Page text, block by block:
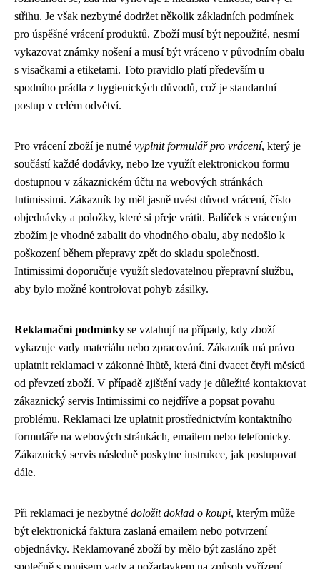
střihu. Je však nezbytné dodržet několik základních podmínek
pro úspěšné vrácení produktů. Zboží musí být nepoužité, nesmí
vykazovat známky nošení a musí být vráceno v původním obalu
s visačkami a etiketami. Toto pravidlo platí především u
spodního prádla z hygienických důvodů, což je standardní
postup v celém odvětví.
Pro vrácení zboží je nutné vyplnit formulář pro vrácení, který je
součástí každé dodávky, nebo lze využít elektronickou formu
dostupnou v zákaznickém účtu na webových stránkách
Intimissimi. Zákazník by měl jasně uvést důvod vrácení, číslo
objednávky a položky, které si přeje vrátit. Balíček s vráceným
zbožím je vhodné zabalit do vhodného obalu, aby nedošlo k
poškození během přepravy zpět do skladu společnosti.
Intimissimi doporučuje využít sledovatelnou přepravní službu,
aby bylo možné kontrolovat pohyb zásilky.
Reklamační podmínky se vztahují na případy, kdy zboží
vykazuje vady materiálu nebo zpracování. Zákazník má právo
uplatnit reklamaci v zákonné lhůtě, která činí dvacet čtyři měsíců
od převzetí zboží. V případě zjištění vady je důležité kontaktovat
zákaznický servis Intimissimi co nejdříve a popsat povahu
problému. Reklamaci lze uplatnit prostřednictvím kontaktního
formuláře na webových stránkách, emailem nebo telefonicky.
Zákaznický servis následně poskytne instrukce, jak postupovat
dále.
Při reklamaci je nezbytné doložit doklad o koupi, kterým může
být elektronická faktura zaslaná emailem nebo potvrzení
objednávky. Reklamované zboží by mělo být zasláno zpět
společně s popisem vady a požadavkem na způsob vyřízení